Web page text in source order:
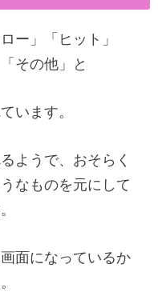
ー」「ヒット」
その他」と
います。
ようで、おそらく
なものを元にして
面になっているか